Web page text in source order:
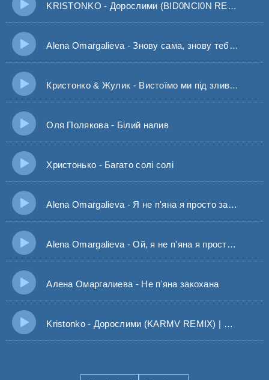
KRISTONKO - Дорослими (BID0NCI0N REMIX)
Alena Omargalieva - Знову сама, знову тебе нема
Кристонко & Жулик - Вистоїмо ми під зливами, будемо точно щасливими
Оля Полякова - Білий налив
Христонько - Багато солі солі
Alena Omargalieva - Я не п'яна я просто закохана (Remix)
Alena Omargalieva - Ой, я не п'яна я просто закохана
Алена Омаргалиева - Не пʼяна закохана
Kristonko - Дорослими (KARMV REMIX) | Ми так мріяли стати дорослими